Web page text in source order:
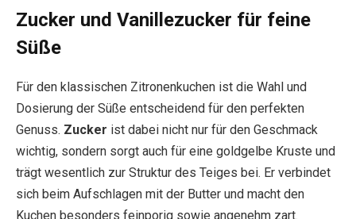
Zucker und Vanillezucker für feine
Süße
Für den klassischen Zitronenkuchen ist die Wahl und
Dosierung der Süße entscheidend für den perfekten
Genuss. Zucker ist dabei nicht nur für den Geschmack
wichtig, sondern sorgt auch für eine goldgelbe Kruste und
trägt wesentlich zur Struktur des Teiges bei. Er verbindet
sich beim Aufschlagen mit der Butter und macht den
Kuchen besonders feinporig sowie angenehm zart.